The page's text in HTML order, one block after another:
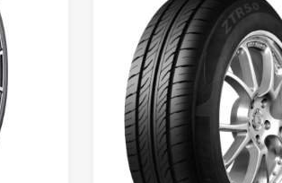
Add to Compare